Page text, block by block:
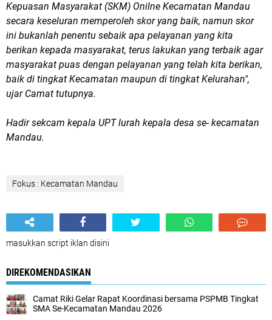
Kepuasan Masyarakat (SKM) Onilne Kecamatan Mandau
secara keseluran memperoleh skor yang baik, namun skor
ini bukanlah penentu sebaik apa pelayanan yang kita
berikan kepada masyarakat, terus lakukan yang terbaik agar
masyarakat puas dengan pelayanan yang telah kita berikan,
baik di tingkat Kecamatan maupun di tingkat Kelurahan",
ujar Camat tutupnya.
Hadir sekcam kepala UPT lurah kepala desa se- kecamatan
Mandau.
Fokus : Kecamatan Mandau
masukkan script iklan disini
DIREKOMENDASIKAN
Camat Riki Gelar Rapat Koordinasi bersama PSPMB Tingkat
SMA Se-Kecamatan Mandau 2026